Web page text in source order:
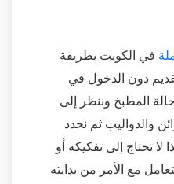
في الكويت بطريقة
دون الدخول في
المطبخ وننظر إلى
والدواليب ثم نحدد
لا تحتاج إلى تفكيكه أو
مع الأمر من بدايته